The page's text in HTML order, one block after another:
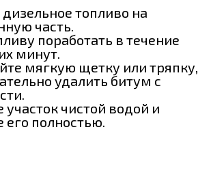
топливо на
часть.
поработать в течение
минут.
мягкую щетку или тряпку,
удалить битум с
чистой водой и
его полностью.